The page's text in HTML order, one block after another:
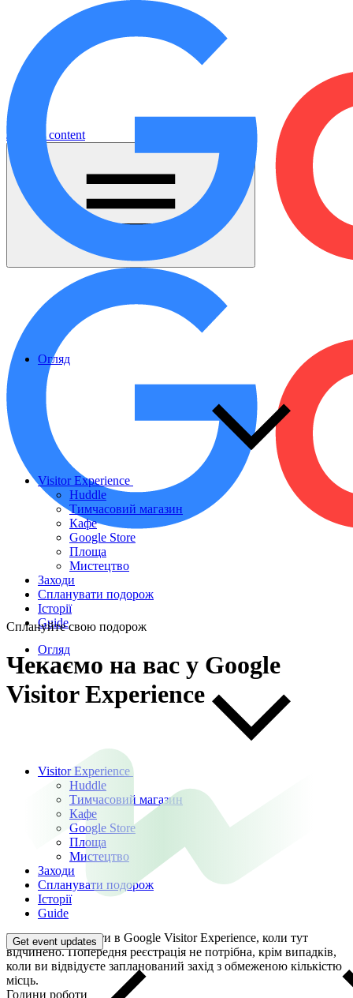
Jump to content
Огляд
Visitor Experience
Huddle
Тимчасовий магазин
Кафе
Google Store
Площа
Мистецтво
Заходи
Спланувати подорож
Історії
Guide
Огляд
Visitor Experience
Huddle
Тимчасовий магазин
Кафе
Google Store
Площа
Мистецтво
Заходи
Спланувати подорож
Історії
Guide
Get event updates
Сплануйте свою подорож
Чекаємо на вас у Google
Visitor Experience
Ви можете завітати в Google Visitor Experience, коли тут
відчинено. Попередня реєстрація не потрібна, крім випадків,
коли ви відвідуєте запланований захід з обмеженою кількістю
місць.
Години роботи